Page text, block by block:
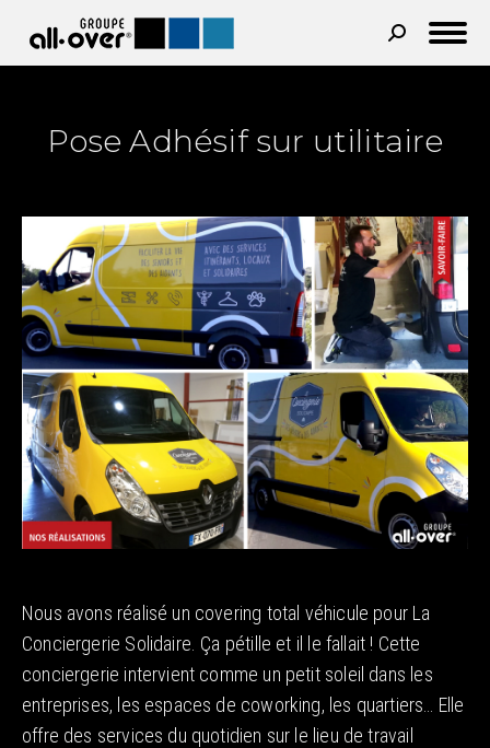
Recherche
:
Pose Adhésif sur utilitaire
Nous avons réalisé un covering total véhicule pour La
Conciergerie Solidaire. Ça pétille et il le fallait ! Cette
conciergerie intervient comme un petit soleil dans les
entreprises, les espaces de coworking, les quartiers… Elle
offre des services du quotidien sur le lieu de travail